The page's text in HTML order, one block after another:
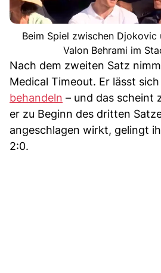
Beim Spiel zwischen Djokovic
Valon Behrami im
Nach dem zweiten Satz
Medical Timeout. Er lässt sich
behandeln – und das scheint
er zu Beginn des dritten
angeschlagen wirkt, gelingt
2:0.